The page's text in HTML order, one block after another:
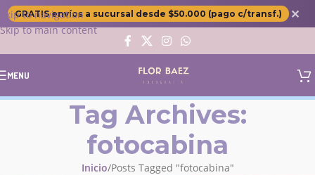
Skip to navigation
Skip to main content
GRATIS envíos a sucursal desde $50.000 (pago c/transf.) ✕
MENU
Tag Archives:
fotocabina
Inicio Posts Tagged "fotocabina"